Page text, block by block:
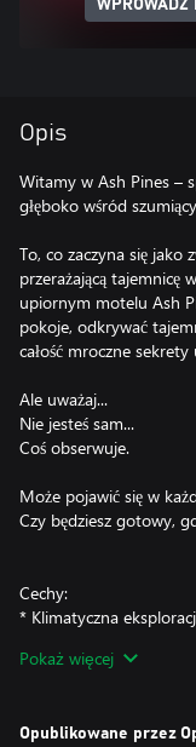
WPROWADŹ
Opis
Witamy w Ash Pines –
głęboko wśród
To, co zaczyna się jako
przerażającą tajemnicę
upiornym motelu Ash
pokoje, odkrywać
całość mroczne
Ale uważaj...
Nie jesteś sam...
Coś obserwuje.
Może pojawić się w
Czy będziesz gotowy,
Cechy:
* Klimatyczna
* Odkrywaj wskazówki i
* Przerażające
Pokaż więcej
Opublikowane przez